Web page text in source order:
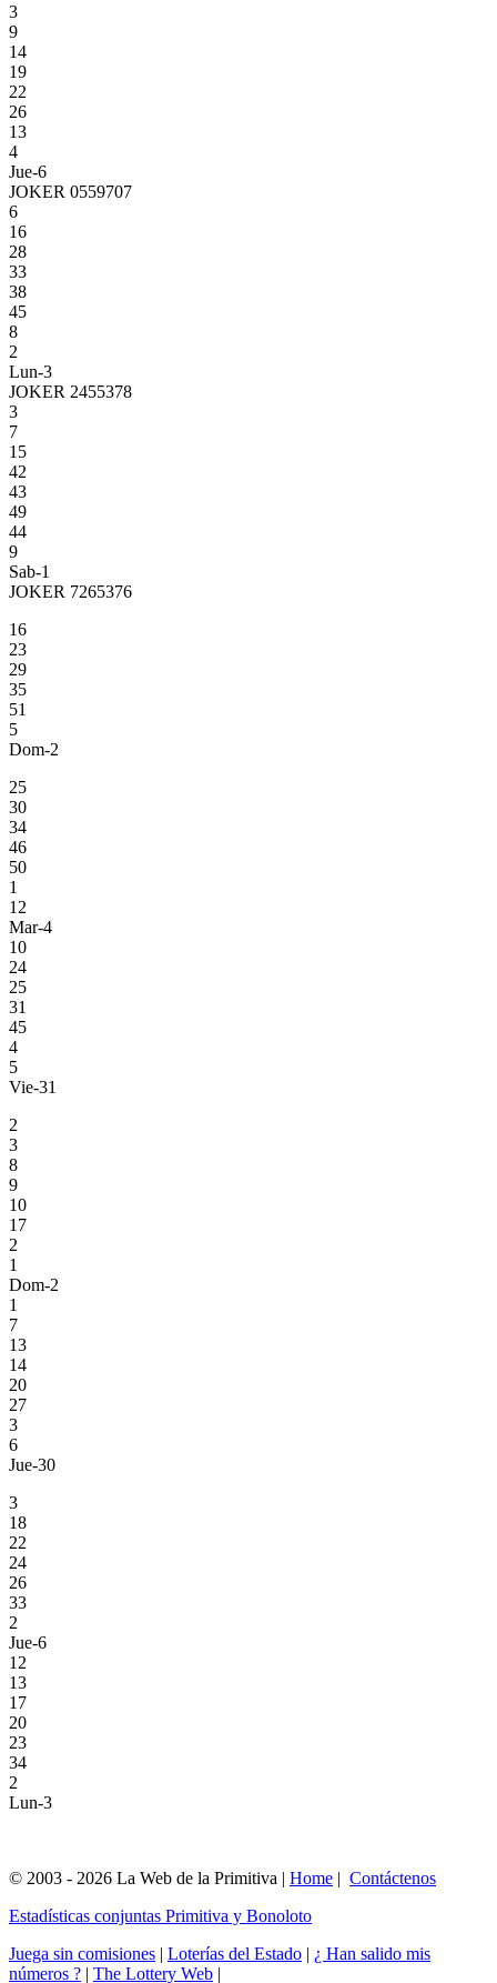
3
9
14
19
22
26
13
4
Jue-6
JOKER 0559707
6
16
28
33
38
45
8
2
Lun-3
JOKER 2455378
3
7
15
42
43
49
44
9
Sab-1
JOKER 7265376
16
23
29
35
51
5
Dom-2
25
30
34
46
50
1
12
Mar-4
10
24
25
31
45
4
5
Vie-31
2
3
8
9
10
17
2
1
Dom-2
1
7
13
14
20
27
3
6
Jue-30
3
18
22
24
26
33
2
Jue-6
12
13
17
20
23
34
2
Lun-3
© 2003 - 2026 La Web de la Primitiva | Home | Contáctenos
Estadísticas conjuntas Primitiva y Bonoloto
Juega sin comisiones | Loterías del Estado | ¿ Han salido mis
números ? | The Lottery Web |